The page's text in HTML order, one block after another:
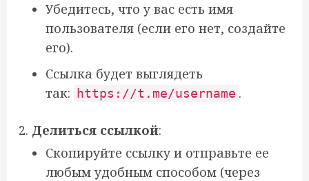
Убедитесь, что у вас есть имя
пользователя (если его нет, создайте
его).
Ссылка будет выглядеть
так:
https://t.me/username .
Делиться ссылкой:
Скопируйте ссылку и отправьте ее
любым удобным способом (через